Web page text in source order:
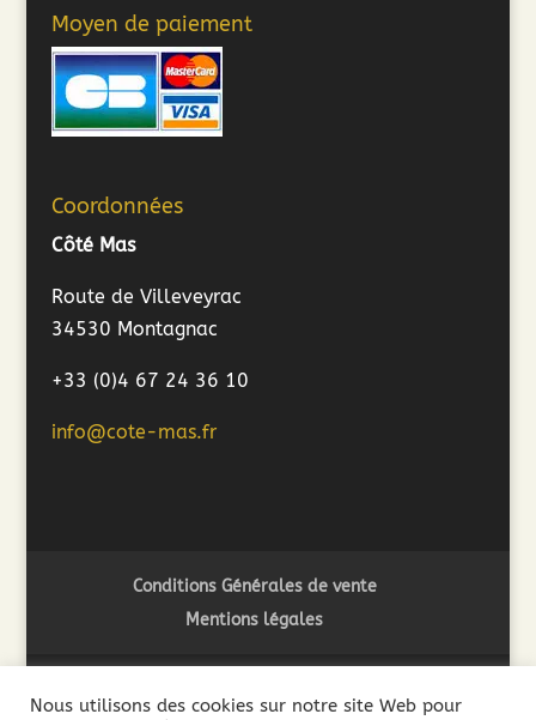
Moyen de paiement
Coordonnées
Côté Mas
Route de Villeveyrac
34530 Montagnac
+33 (0)4 67 24 36 10
info@cote-mas.fr
Conditions Générales de vente
Mentions légales
Nous utilisons des cookies sur notre site Web pour